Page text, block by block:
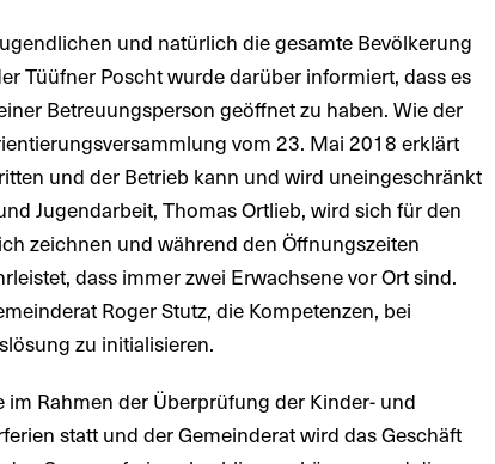
und natürlich die gesamte Bevölkerung
Tüüfner Poscht wurde darüber informiert, dass es
Betreuungsperson geöffnet zu haben. Wie der
vom 23. Mai 2018 erklärt
und der Betrieb kann und wird uneingeschränkt
Jugendarbeit, Thomas Ortlieb, wird sich für den
zeichnen und während den Öffnungszeiten
dass immer zwei Erwachsene vor Ort sind.
Roger Stutz, die Kompetenzen, bei
zu initialisieren.
Rahmen der Überprüfung der Kinder- und
statt und der Gemeinderat wird das Geschäft